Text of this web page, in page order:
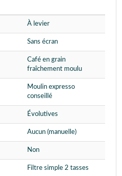
À levier
Sans écran
Café en grain
fraîchement moulu
Moulin expresso
conseillé
Évolutives
Aucun (manuelle)
Non
Filtre simple 2 tasses